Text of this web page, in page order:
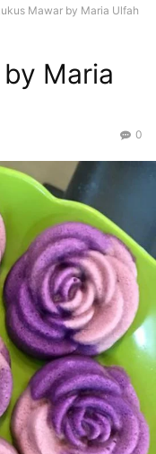
Mawar by Maria Ulfah
Maria
0